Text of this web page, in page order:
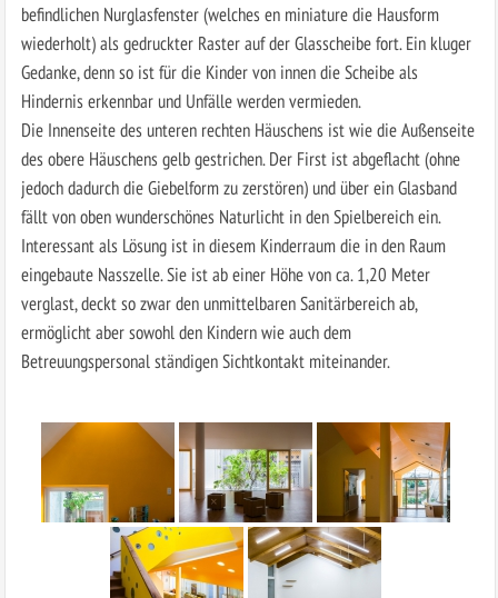
befindlichen Nurglasfenster (welches en miniature die Hausform
wiederholt) als gedruckter Raster auf der Glasscheibe fort. Ein kluger
Gedanke, denn so ist für die Kinder von innen die Scheibe als
Hindernis erkennbar und Unfälle werden vermieden.
Die Innenseite des unteren rechten Häuschens ist wie die Außenseite
des obere Häuschens gelb gestrichen. Der First ist abgeflacht (ohne
jedoch dadurch die Giebelform zu zerstören) und über ein Glasband
fällt von oben wunderschönes Naturlicht in den Spielbereich ein.
Interessant als Lösung ist in diesem Kinderraum die in den Raum
eingebaute Nasszelle. Sie ist ab einer Höhe von ca. 1,20 Meter
verglast, deckt so zwar den unmittelbaren Sanitärbereich ab,
ermöglicht aber sowohl den Kindern wie auch dem
Betreuungspersonal ständigen Sichtkontakt miteinander.